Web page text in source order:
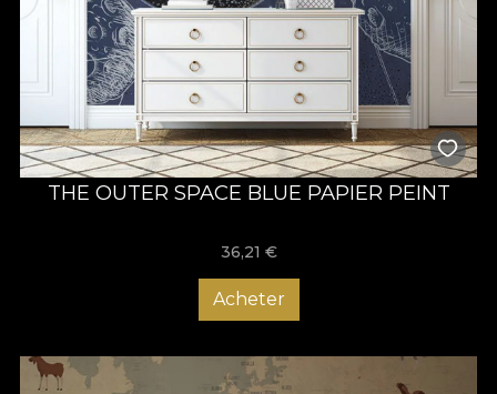
THE OUTER SPACE BLUE PAPIER PEINT
36,21 €
Acheter